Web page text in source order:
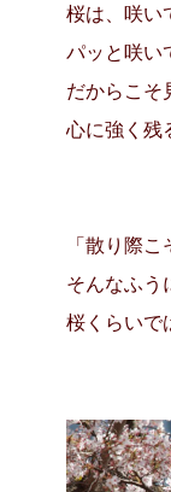
桜は、咲い
パッと咲い
だからこそ
心に強く残
「散り際こ
そんなふう
桜くらいで